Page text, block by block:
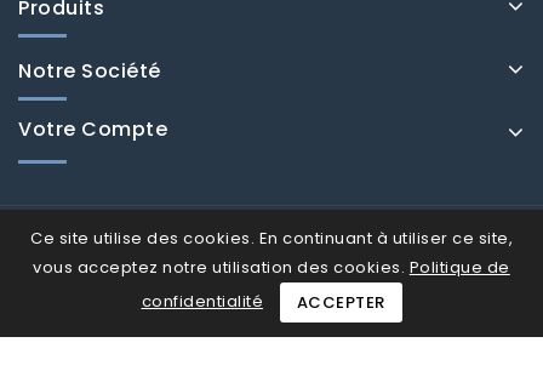
Produits
Notre Société
Votre Compte
Ce site utilise des cookies. En continuant à utiliser ce site,
vous acceptez notre utilisation des cookies. Politique de
confidentialité
ACCEPTER
© Fenducci 2026